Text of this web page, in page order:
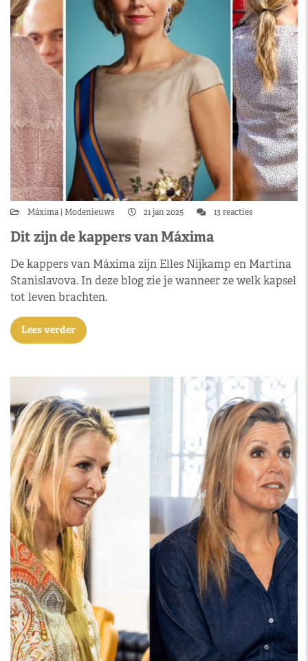
Máxima Modenieuws 21 jan 2025 13 reacties
Dit zijn de kappers van Máxima
De kappers van Máxima zijn Elles Nijkamp en Martina
Stanislavova. In deze blog zie je wanneer ze welk kapsel
tot leven brachten.
Lees verder